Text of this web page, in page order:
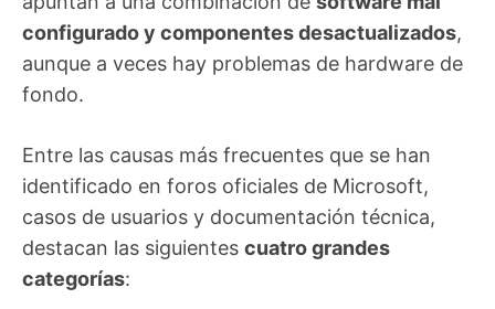
configurado y componentes desactualizados,
aunque a veces hay problemas de hardware de
fondo.
Entre las causas más frecuentes que se han
identificado en foros oficiales de Microsoft,
casos de usuarios y documentación técnica,
destacan las siguientes cuatro grandes
categorías: